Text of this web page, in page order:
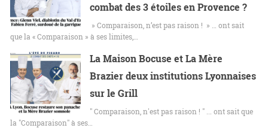
combat des 3 étoiles en Provence ?
» Comparaison, n’est pas raison ! » … ont sait
que la « Comparaison » à ses limites,…
La Maison Bocuse et La Mère
Brazier deux institutions Lyonnaises
sur le Grill
" Comparaison, n'est pas raison ! " ... ont sait que
la "Comparaison" à ses…